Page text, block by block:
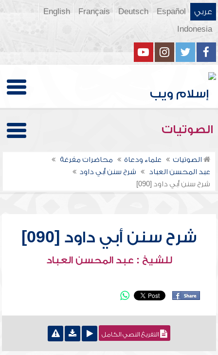
عربي Español
Deutsch
Français
English
Indonesia
الصوتيات
الصوتيات علماء ودعاة
محاضرات مفرغة
عبد المحسن العباد
شرح سنن أبي داود
شرح سنن أبي داود [090]
شرح سنن أبي داود [090]
للشيخ : عبد المحسن العباد
التفريغ النصي الكامل